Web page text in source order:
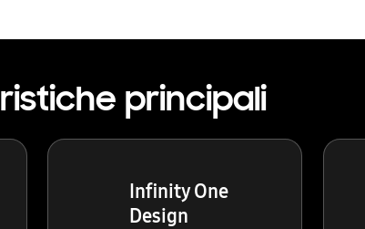
principali
Infinity One
Design